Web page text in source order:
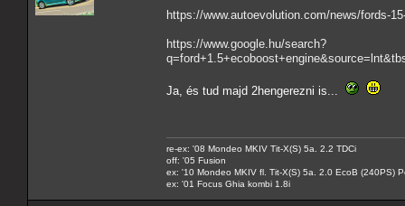
https://www.autoevolution.com/news/fords-
https://www.google.hu/search?
Ja, és tud majd 2hengerezni is...
re-ex: '08 Mondeo MKIV Tit-X(S) 5a. 2.2 TDCi
off: '05 Fusion
ex: '10 Mondeo MKIV fl. Tit-X(S) 5a. 2.0 EcoB (240PS)
ex: '01 Focus Ghia kombi 1.8i